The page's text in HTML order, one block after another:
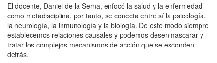
El docente, Daniel de la Serna, enfocó la salud y la enfermedad
como metadisciplina, por tanto, se conecta entre sí la psicología,
la neurología, la inmunología y la biología. De este modo siempre
establecemos relaciones causales y podemos desenmascarar y
tratar los complejos mecanismos de acción que se esconden
detrás.